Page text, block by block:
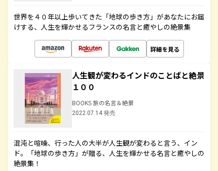
世界を４０年以上歩いてきた「地球の歩き方」があなたにお届
けする、人生を輝かせるフランスの名言と癒やしの絶景集
詳細を見る
人生観が変わるインドのことばと絶景
１００
BOOKS 旅の名言＆絶景
2022.07.14 発売
混沌と喧噪、行った人の大半が人生観が変わると言う、イン
ド。「地球の歩き方」が贈る、人生を輝かせる名言と癒やしの
絶景集！